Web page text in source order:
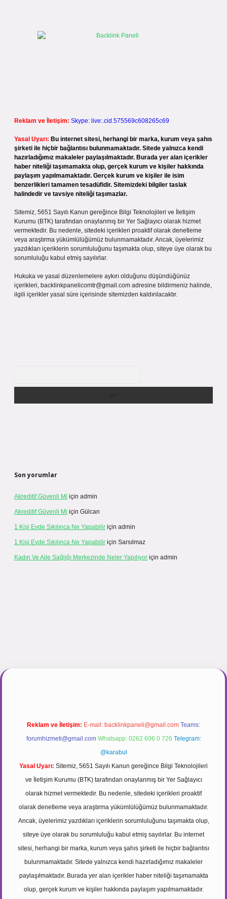
Reklam ve İletişim: Skype: live:.cid.575569c608265c69
Yasal Uyarı: Bu internet sitesi, herhangi bir marka, kurum veya şahıs
şirketi ile hiçbir bağlantısı bulunmamaktadır. Sitede yalnızca kendi
hazırladığımız makaleler paylaşılmaktadır. Burada yer alan içerikler
haber niteliği taşımamakta olup, gerçek kurum ve kişiler hakkında
paylaşım yapılmamaktadır. Gerçek kurum ve kişiler ile isim
benzerlikleri tamamen tesadüfidir. Sitemizdeki bilgiler taslak
halindedir ve tavsiye niteliği taşımazlar.
Sitemiz, 5651 Sayılı Kanun gereğince Bilgi Teknolojileri ve İletişim
Kurumu (BTK) tarafından onaylanmış bir Yer Sağlayıcı olarak hizmet
vermektedir. Bu nedenle, sitedeki içerikleri proaktif olarak denetleme
veya araştırma yükümlülüğümüz bulunmamaktadır. Ancak, üyelerimiz
yazdıkları içeriklerin sorumluluğunu taşımakta olup, siteye üye olarak bu
sorumluluğu kabul etmiş sayılırlar.
Hukuka ve yasal düzenlemelere aykırı olduğunu düşündüğünüz
içerikleri, backlinkpanelicomtr@gmail.com adresine bildirmeniz halinde,
ilgili içerikler yasal süre içerisinde sitemizden kaldırılacaktır.
Son yorumlar
Akreditif Güvenli Mi için admin
Akreditif Güvenli Mi için Gülcan
1 Kişi Evde Sıkılınca Ne Yapabilir için admin
1 Kişi Evde Sıkılınca Ne Yapabilir için Sarsılmaz
Kadın Ve Aile Sağlığı Merkezinde Neler Yapılıyor için admin
Reklam ve İletişim: E-mail: backlinkpaneli@gmail.com Teams:
forumhizmeti@gmail.com Whatsapp: 0262 606 0 726 Telegram:
@karabul
Yasal Uyarı: Sitemiz, 5651 Sayılı Kanun gereğince Bilgi Teknolojileri
ve İletişim Kurumu (BTK) tarafından onaylanmış bir Yer Sağlayıcı
olarak hizmet vermektedir. Bu nedenle, sitedeki içerikleri proaktif
olarak denetleme veya araştırma yükümlülüğümüz bulunmamaktadır.
Ancak, üyelerimiz yazdıkları içeriklerin sorumluluğunu taşımakta olup,
siteye üye olarak bu sorumluluğu kabul etmiş sayılırlar. Bu internet
sitesi, herhangi bir marka, kurum veya şahıs şirketi ile hiçbir bağlantısı
bulunmamaktadır. Sitede yalnızca kendi hazırladığımız makaleler
paylaşılmaktadır. Burada yer alan içerikler haber niteliği taşımamakta
olup, gerçek kurum ve kişiler hakkında paylaşım yapılmamaktadır.